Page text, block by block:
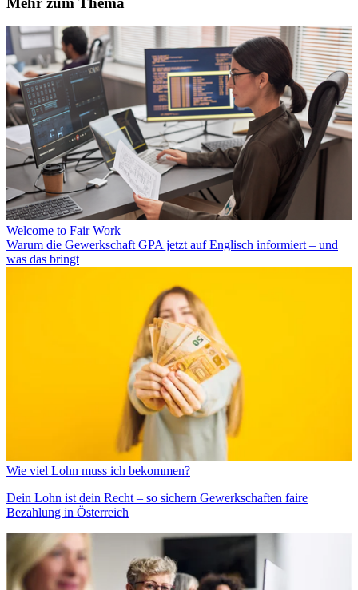
Welcome to Fair Work
Warum die Gewerkschaft GPA jetzt auf Englisch informiert – und
was das bringt
Wie viel Lohn muss ich bekommen?
Dein Lohn ist dein Recht – so sichern Gewerkschaften faire
Bezahlung in Österreich